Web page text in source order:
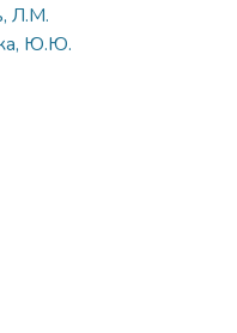
Л.М.
Ю.Ю.